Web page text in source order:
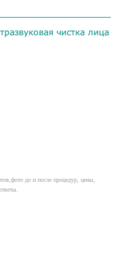
чистка лица
до и после процедур, цены,